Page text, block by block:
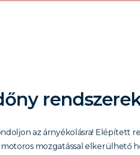
az árnyékolásra! Elépített
mozgatással elkerülhető